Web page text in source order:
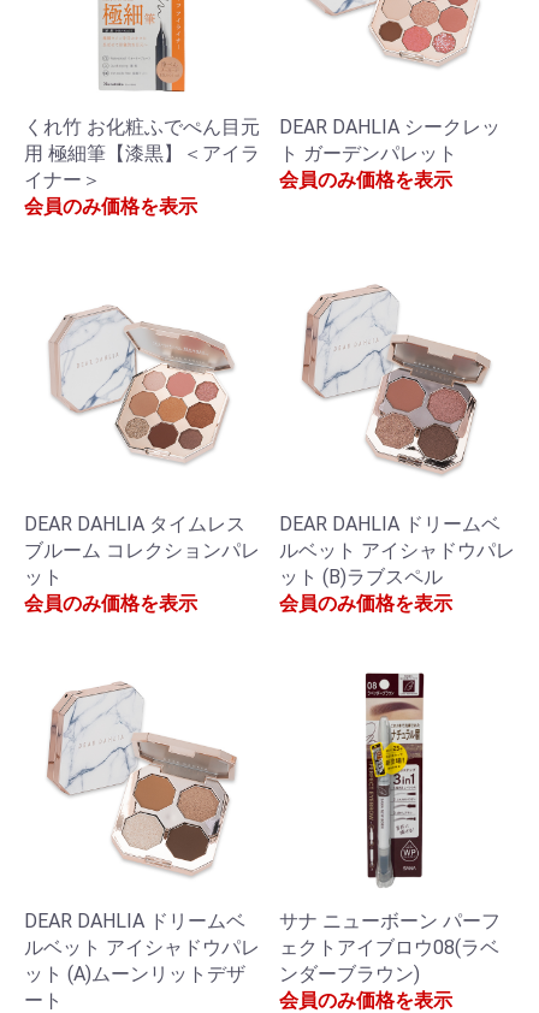
くれ竹 お化粧ふでぺん目元
用 極細筆【漆黒】＜アイラ
イナー＞
会員のみ価格を表示
DEAR DAHLIA シークレッ
ト ガーデンパレット
会員のみ価格を表示
DEAR DAHLIA タイムレス
ブルーム コレクションパレ
ット
会員のみ価格を表示
DEAR DAHLIA ドリームベ
ルベット アイシャドウパレ
ット (B)ラブスペル
会員のみ価格を表示
DEAR DAHLIA ドリームベ
ルベット アイシャドウパレ
ット (A)ムーンリットデザ
ート
サナ ニューボーン パーフ
ェクトアイブロウ08(ラベ
ンダーブラウン)
会員のみ価格を表示